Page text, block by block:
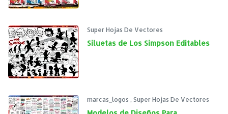
Super Hojas De Vectores
Siluetas de Los Simpson Editables
marcas_logos Super Hojas De Vectores